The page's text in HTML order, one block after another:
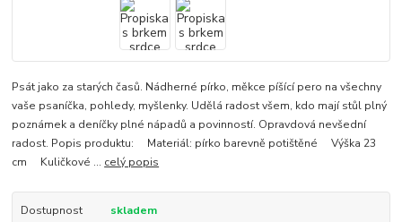
Psát jako za starých časů. Nádherné pírko, měkce píšící pero na všechny
vaše psaníčka, pohledy, myšlenky. Udělá radost všem, kdo mají stůl plný
poznámek a deníčky plné nápadů a povinností. Opravdová nevšední
radost. Popis produktu: Materiál: pírko barevně potištěné Výška 23
cm Kuličkové ... celý popis
Dostupnost skladem